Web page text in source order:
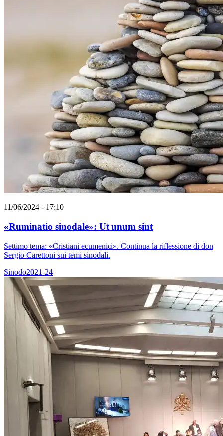
11/06/2024 - 17:10
«Ruminatio sinodale»: Ut unum sint
Settimo tema: «Cristiani ecumenici». Continua la riflessione di don
Sergio Carettoni sui temi sinodali.
Sinodo2021-24